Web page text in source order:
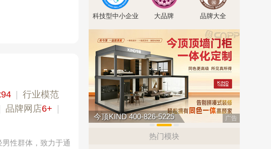
行业模范
品牌网店6+
性群体，致力于通
科技型中小企业 大品牌 品牌大全
276-278 今顶KIND 400-826-5225 广告
热门模块